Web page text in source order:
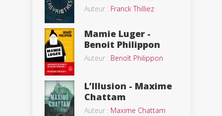
Auteur : Franck Thilliez
Mamie Luger -
Benoit Philippon
Auteur : Benoît Philippon
L’Illusion - Maxime
Chattam
Auteur : Maxime Chattam